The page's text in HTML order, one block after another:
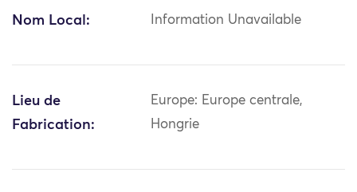
Nom Local: Information Unavailable
Lieu de
Fabrication:
Europe: Europe centrale,
Hongrie